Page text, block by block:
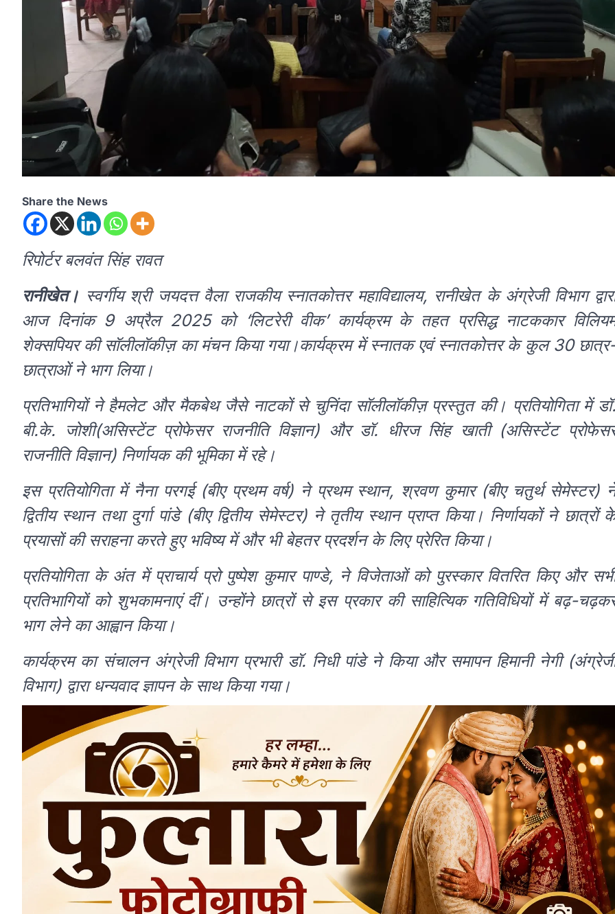
Share the News
रिपोर्टर बलवंत सिंह रावत
रानीखेत। स्वर्गीय श्री जयदत्त वैला राजकीय स्नातकोत्तर महाविद्यालय, रानीखेत के अंग्रेजी विभाग
आज दिनांक 9 अप्रैल 2025 को ‘लिटरेरी वीक’ कार्यक्रम के तहत प्रसिद्ध नाटककार
शेक्सपियर की सॉलीलॉकीज़ का मंचन किया गया।कार्यक्रम में स्नातक एवं स्नातकोत्तर के कुल 30
छात्राओं ने भाग लिया।
प्रतिभागियों ने हैमलेट और मैकबेथ जैसे नाटकों से चुनिंदा सॉलीलॉकीज़ प्रस्तुत की। प्रतियोगिता में
बी.के. जोशी(असिस्टेंट प्रोफेसर राजनीति विज्ञान) और डॉ. धीरज सिंह खाती (असिस्टेंट
राजनीति विज्ञान) निर्णायक की भूमिका में रहे।
इस प्रतियोगिता में नैना परगई (बीए प्रथम वर्ष) ने प्रथम स्थान, श्रवण कुमार (बीए चतुर्थ सेमेस्टर)
द्वितीय स्थान तथा दुर्गा पांडे (बीए द्वितीय सेमेस्टर) ने तृतीय स्थान प्राप्त किया। निर्णायकों ने छात्रों
प्रयासों की सराहना करते हुए भविष्य में और भी बेहतर प्रदर्शन के लिए प्रेरित किया।
प्रतियोगिता के अंत में प्राचार्य प्रो पुष्पेश कुमार पाण्डे, ने विजेताओं को पुरस्कार वितरित किए और
प्रतिभागियों को शुभकामनाएं दीं। उन्होंने छात्रों से इस प्रकार की साहित्यिक गतिविधियों में बढ़-
भाग लेने का आह्वान किया।
कार्यक्रम का संचालन अंग्रेजी विभाग प्रभारी डॉ. निधी पांडे ने किया और समापन हिमानी नेगी
विभाग) द्वारा धन्यवाद ज्ञापन के साथ किया गया।